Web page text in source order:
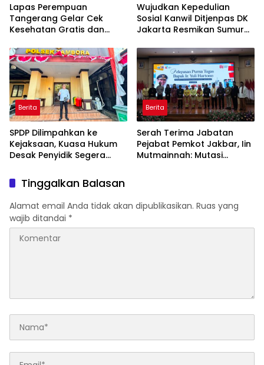
Lapas Perempuan
Tangerang Gelar Cek
Kesehatan Gratis dan
DNA bagi Petugas dan
Warga Binaan
Wujudkan Kepedulian
Sosial Kanwil Ditjenpas DK
Jakarta Resmikan Sumur
Berita
SPDP Dilimpahkan ke
Kejaksaan, Kuasa Hukum
Desak Penyidik Segera
Pengeroyokan
Berita
Serah Terima Jabatan
Pejabat Pemkot Jakbar, Iin
Mutmainnah: Mutasi
Tinggalkan Balasan
Alamat email Anda tidak akan dipublikasikan. Ruas yang
wajib ditandai *